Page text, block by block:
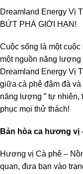
Dreamland Energy Vị
BỨT PHÁ GIỚI HẠN!
Cuộc sống là một
một nguồn năng lượng
Dreamland Energy Vị
giữa cà phê đậm đà
năng lượng ” tự nhiên,
phục mọi thử thách!
Bản hòa ca hương vị
Hương vị Cà phê –
quan, đưa bạn vào